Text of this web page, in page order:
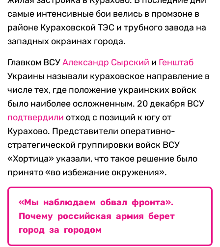
самые интенсивные бои велись в промзоне в
районе Кураховской ТЭС и трубного завода на
западных окраинах города.
Главком ВСУАлександр Сырский и Генштаб
Украины называли кураховское направление в
числе тех, где положение украинских войск
было наиболее осложненным. 20 декабря ВСУ
подтвердили отход с позиций к югу от
Курахово. Представители оперативно-
стратегической группировки войск ВСУ
«Хортица» указали, что такое решение было
принято «во избежание окружения».
«Мы наблюдаем обвал фронта».
Почему российская армия берет
город за городом